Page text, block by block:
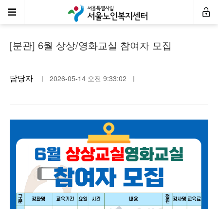
공지사항
[분관] 6월 상상/영화교실 참여자 모집
담당자 ㅣ 2026-05-14 오전 9:33:02 ㅣ